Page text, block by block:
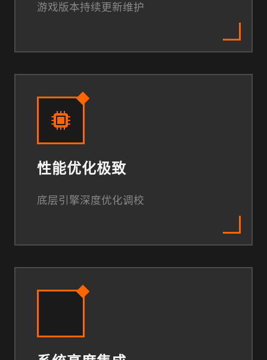
游戏版本持续更新维护
性能优化极致
底层引擎深度优化调校